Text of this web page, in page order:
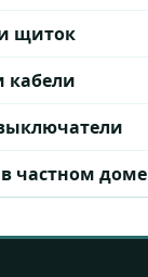
щиток
кабели
частном доме